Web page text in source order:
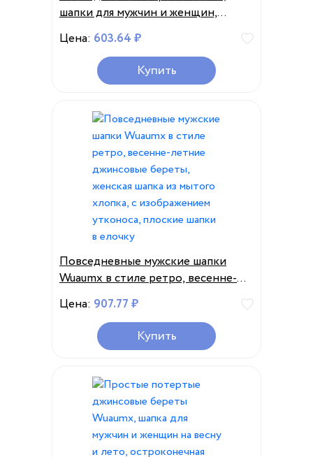
шапки для мужчин и женщин,
однотонная Передняя Кепка,
берет из мытого хлопка, весенне-
летние плоские кепки с
козырьком художника для
Цена: 603.64 ₽
Купить
Повседневные мужские шапки
Wuaumx в стиле ретро, весенне-
летние джинсовые береты,
женская шапка из мытого хлопка, с
изображением утконоса, плоские
шапки в елочку
Цена: 907.77 ₽
Купить